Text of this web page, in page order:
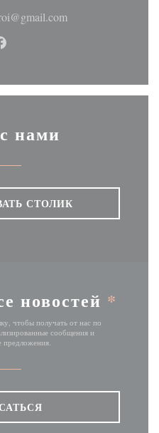
Facebook ((открывается в
нами
СТОЛИК
новостей *
чтобы получать от нас по
сообщения и
предложения.